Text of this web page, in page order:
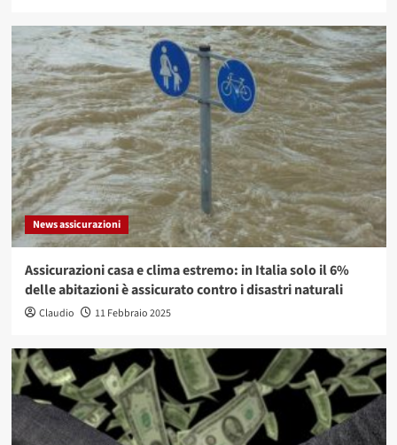
News assicurazioni
Assicurazioni casa e clima estremo: in Italia solo il 6%
delle abitazioni è assicurato contro i disastri naturali
Claudio 11 Febbraio 2025